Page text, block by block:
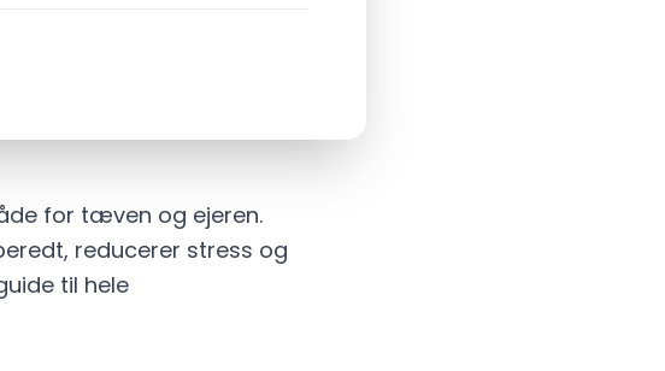
for tæven og ejeren.
reducerer stress og
til hele